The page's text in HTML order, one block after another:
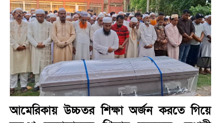
আমে‌রিকায় উচ্চতর শিক্ষা অর্জন কর‌তে গি‌য়ে